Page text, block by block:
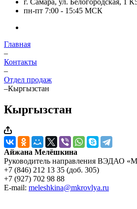
г. Самара, ул. Белогородская, 1
пн-пт 7:00 - 15:45 МСК
Главная
–
Контакты
–
Отдел продаж
–Кыргызстан
Кыргызстан
Айжана Мелёшкина
Руководитель направления ВЭДАО
+7 (846) 212 13 35 (доб. 305)
+7 (927) 702 98 88
E-mail: meleshkina@mkrovlya.ru